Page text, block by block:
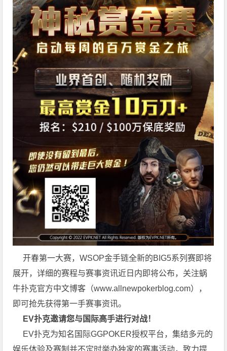
开春第一大赛，WSOP金手链全新的BIG5系列赛即将
展开，详细的赛程与赛事资讯近日内即将公布，关注蜗
牛扑克官方中文博客（www.allnewpokerblog.com），
即可抢先获得第一手赛事资讯。
EV扑克邀请您与国际高手进行对战！
EV扑克为知名国际GGPOKER授权平台，集结多元的
娱乐体验及赛制并不定时举办独家的赛事活动，致力提